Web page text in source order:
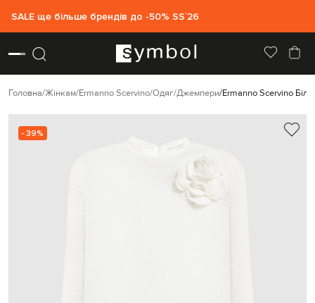
SALE ще більше брендів до -50% SS`26
Головна Жінкам Ermanno Scervino Одяг Джемпери Ermanno Scervino
- 39%